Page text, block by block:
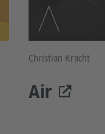
Christian Kracht
Air